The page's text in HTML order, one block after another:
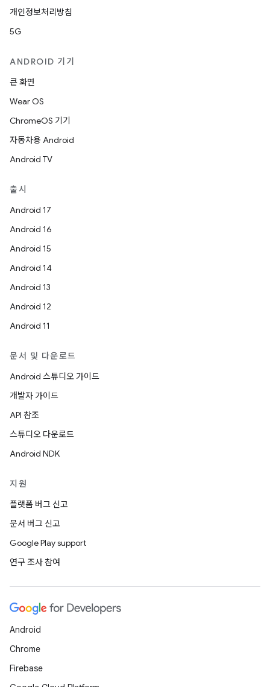
개인정보처리방침
5G
ANDROID 기기
큰 화면
Wear OS
ChromeOS 기기
자동차용 Android
Android TV
출시
Android 17
Android 16
Android 15
Android 14
Android 13
Android 12
Android 11
문서 및 다운로드
Android 스튜디오 가이드
개발자 가이드
API 참조
스튜디오 다운로드
Android NDK
지원
플랫폼 버그 신고
문서 버그 신고
Google Play support
연구 조사 참여
Android
Chrome
Firebase